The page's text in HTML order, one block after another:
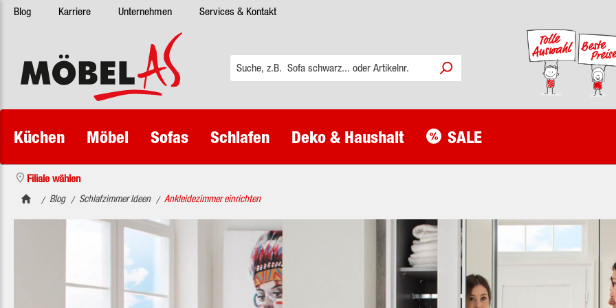
Hauptinhalt springen
Zur Suche springen
Zur Hauptnavigation springen
Blog Karriere Unternehmen Services & Kontakt
Küchen Möbel Sofas Schlafen Deko & Haushalt SALE
Filiale wählen
/ Blog / Schlafzimmer Ideen / Ankleidezimmer einrichten